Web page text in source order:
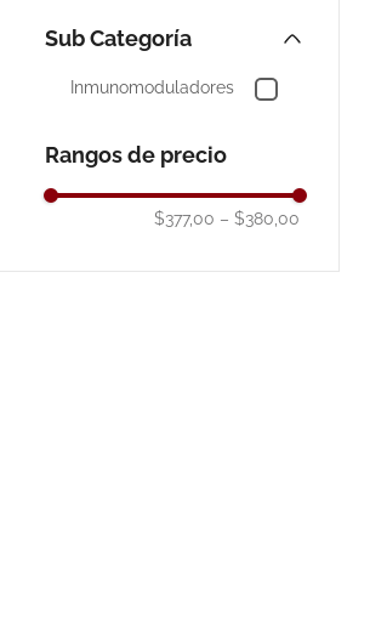
Inmunomoduladores
Rangos de precio
$377,00 – $380,00